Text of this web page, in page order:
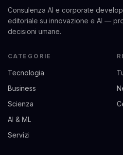
Consulenza AI e corporate
editoriale su innovazione e AI —
decisioni umane.
CATEGORIE
Tecnologia
Business
Scienza
AI & ML
Servizi